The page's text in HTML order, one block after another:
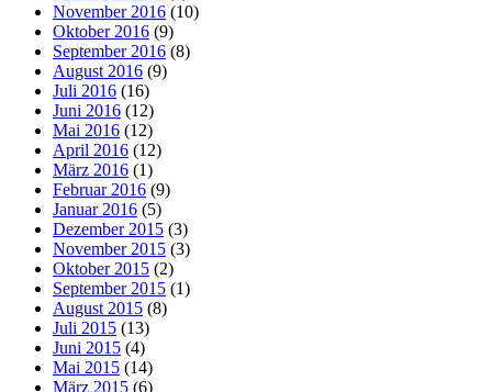
November 2016 (10)
Oktober 2016 (9)
September 2016 (8)
August 2016 (9)
Juli 2016 (16)
Juni 2016 (12)
Mai 2016 (12)
April 2016 (12)
März 2016 (1)
Februar 2016 (9)
Januar 2016 (5)
Dezember 2015 (3)
November 2015 (3)
Oktober 2015 (2)
September 2015 (1)
August 2015 (8)
Juli 2015 (13)
Juni 2015 (4)
Mai 2015 (14)
März 2015 (6)